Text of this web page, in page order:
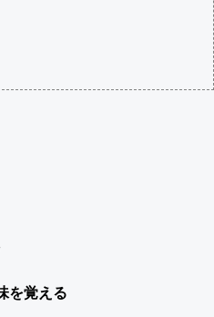
を覚える